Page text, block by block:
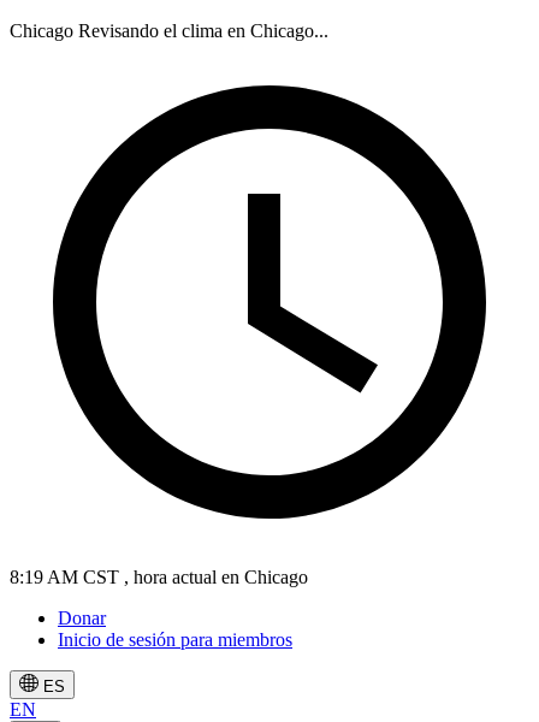
Chicago Revisando el clima en Chicago...
8:19 AM CST , hora actual en Chicago
Donar
Inicio de sesión para miembros
ES
EN